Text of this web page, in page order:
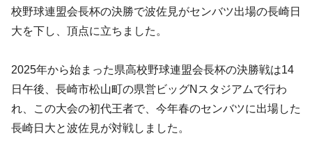
校野球連盟会長杯の決勝で波佐見がセンバツ出場の長崎日
大を下し、頂点に立ちました。
2025年から始まった県高校野球連盟会長杯の決勝戦は14
日午後、長崎市松山町の県営ビッグNスタジアムで行わ
れ、この大会の初代王者で、今年春のセンバツに出場した
長崎日大と波佐見が対戦しました。